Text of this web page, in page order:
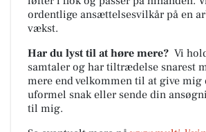
ordentlige ansættelsesvilkår på en
vækst.
Har du lyst til at høre mere? Vi
samtaler og har tiltrædelse snarest
mere end velkommen til at give mig
uformel snak eller sende din
til mig.